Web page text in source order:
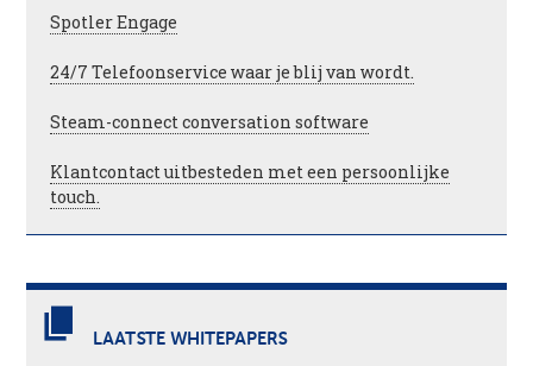
Spotler Engage
24/7 Telefoonservice waar je blij van wordt.
Steam-connect conversation software
Klantcontact uitbesteden met een persoonlijke
touch.
LAATSTE WHITEPAPERS